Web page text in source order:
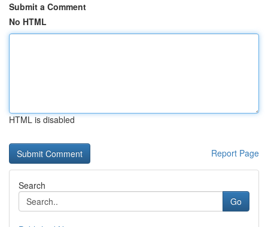
Submit a Comment
No HTML
HTML is disabled
Report Page
Search
Go